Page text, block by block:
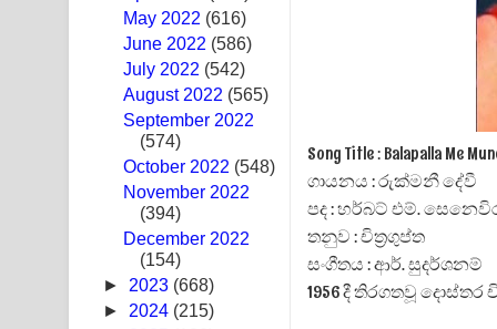
Awanken Song Lyrics - අවංකෙන් ගීතයේ පද පෙළ
Pa Sina Song Lyrics - පෑ සිනා ගීතයේ පද පෙළ
Manobhawa Song Lyrics - මනෝභව ගීතයේ පද පෙළ
Akahe Indala Song Lyrics - ආකාහේ ඉඳලා ගීතයේ පද
Raawaya Song Lyrics - රාවය ගීතයේ පද පෙළ
Saddeta Denna Song Lyrics - සද්දෙට දෙන්න ගීතයේ
May 2022 (616)
June 2022 (586)
July 2022 (542)
August 2022 (565)
September 2022
(574)
October 2022 (548)
November 2022
(394)
December 2022
(154)
► 2023 (668)
► 2024 (215)
Song Title : Balapalla
ගායනය : රුක්මනී දේවී
පද : හර්බට් එම්.
තනුව : චිත්‍රගුප්ත
සංගීතය : ආර්. සුදර්ශනම්
1956 දී තිරගතවූ දොස්තර